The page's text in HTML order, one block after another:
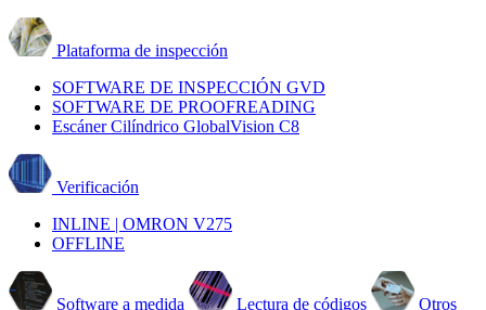
Plataforma de inspección
SOFTWARE DE INSPECCIÓN GVD
SOFTWARE DE PROOFREADING
Escáner Cilíndrico GlobalVision C8
Verificación
INLINE | OMRON V275
OFFLINE
Software a medida Lectura de códigos
Otros